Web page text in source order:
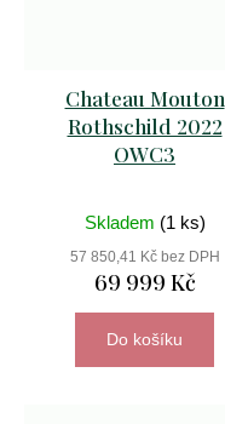
Chateau Mouton
Rothschild 2022
OWC3
Skladem (1 ks)
57 850,41 Kč bez DPH
69 999 Kč
Do košíku